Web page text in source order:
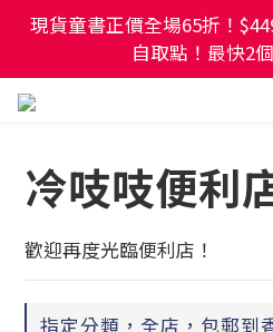
現貨童書正價全場65折！
自取點！最快2
現貨童書正價全場65折！
自取點！最快2
幼稚園及小學試卷/練習
現貨童書正價全場65折！
自取點！最快2個
冷吱吱便利
歡迎再度光臨便利店！
指定分類，全店，包郵到